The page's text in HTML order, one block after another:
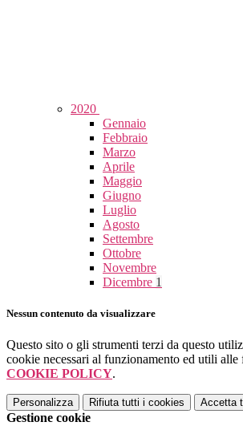
2020
Gennaio
Febbraio
Marzo
Aprile
Maggio
Giugno
Luglio
Agosto
Settembre
Ottobre
Novembre
Dicembre 1
Nessun contenuto da visualizzare
Questo sito o gli strumenti terzi da questo
cookie necessari al funzionamento ed utili
COOKIE POLICY.
Personalizza Rifiuta tutti i cookies Accetta
Gestione cookie